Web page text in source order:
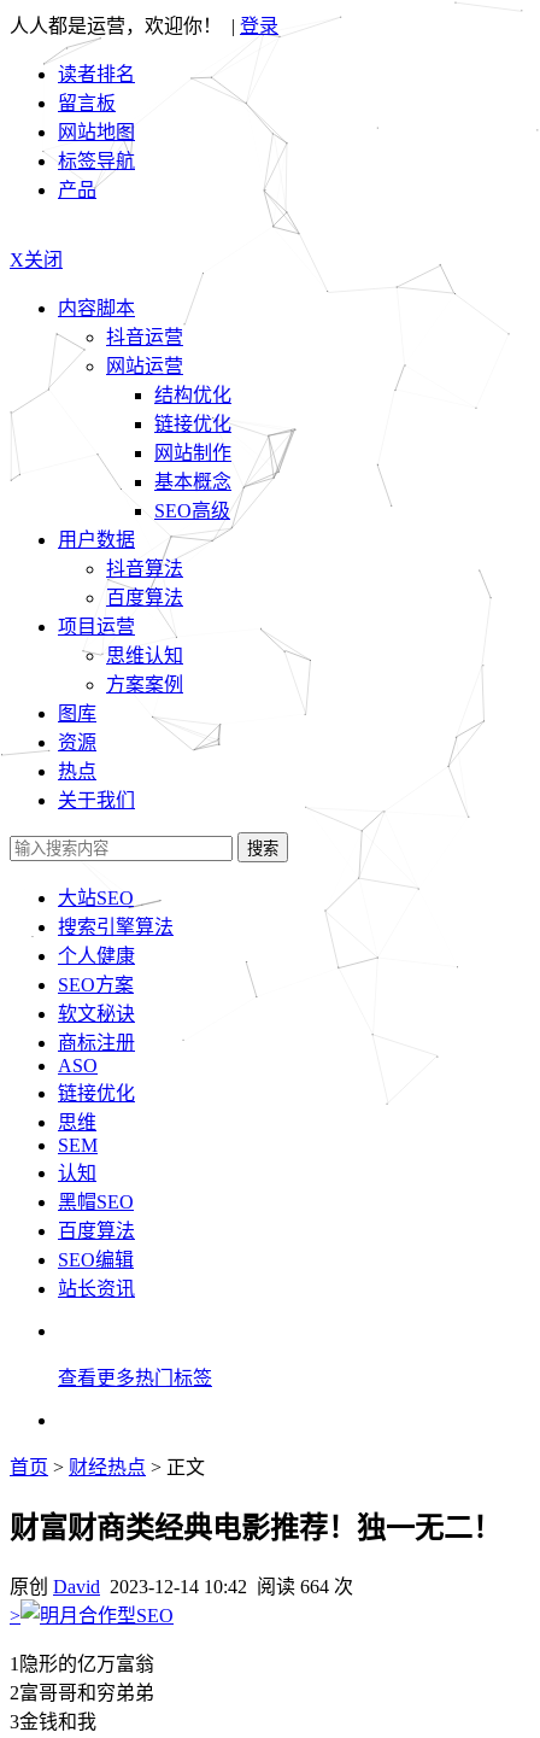
人人都是运营，欢迎你！ | 登录
读者排名
留言板
网站地图
标签导航
产品
X关闭
内容脚本
抖音运营
网站运营
结构优化
链接优化
网站制作
基本概念
SEO高级
用户数据
抖音算法
百度算法
项目运营
思维认知
方案案例
图库
资源
热点
关于我们
搜索
大站SEO
搜索引擎算法
个人健康
SEO方案
软文秘诀
商标注册
ASO
链接优化
思维
SEM
认知
黑帽SEO
百度算法
SEO编辑
站长资讯
查看更多热门标签
首页 > 财经热点 > 正文
财富财商类经典电影推荐！独一无二！
原创 David 2023-12-14 10:42 阅读 664 次
>
1隐形的亿万富翁
2富哥哥和穷弟弟
3金钱和我